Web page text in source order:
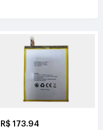
R$ 173.94